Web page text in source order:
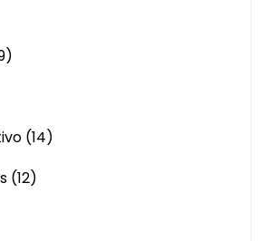
(14)
(12)